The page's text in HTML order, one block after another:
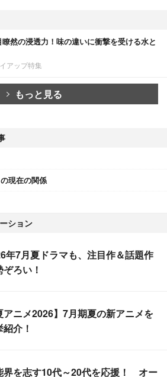
然の浸透力！味の違いに衝撃を受ける水と
アップ特集
もっと見る
現在の関係
ション
年7月夏ドラマも、注目作＆話題作
ろい！
アニメ2026】7月期夏の新アニメを
介！
界を志す10代～20代を応援！ オー